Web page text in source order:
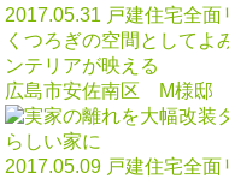
2017.05.31 戸建住宅全面
くつろぎの空間としてよ
ンテリアが映える
広島市安佐南区 M様邸
2017.05.09 戸建住宅全面